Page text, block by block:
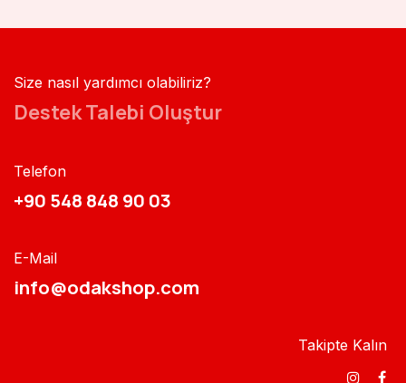
Size nasıl yardımcı olabiliriz?
Destek Talebi Oluştur
Telefon
+90 548 848 90 03​​
E-Mail
info@odakshop.com​
Takipte Kalın